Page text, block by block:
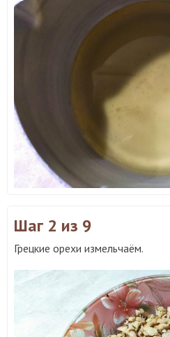
Шаг 2 из 9
Грецкие орехи измельчаём.